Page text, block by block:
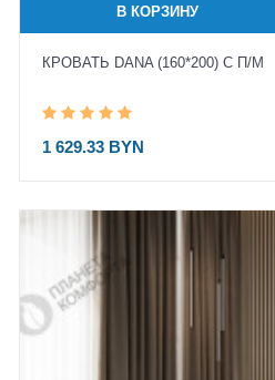
В КОРЗИНУ
КРОВАТЬ DANA (160*200) С П/М
1 629.33 BYN